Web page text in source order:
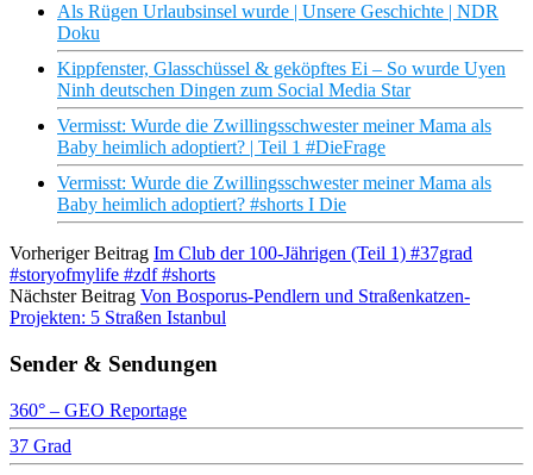
Als Rügen Urlaubsinsel wurde | Unsere Geschichte | NDR
Doku
Kippfenster, Glasschüssel & geköpftes Ei – So wurde Uyen
Ninh deutschen Dingen zum Social Media Star
Vermisst: Wurde die Zwillingsschwester meiner Mama als
Baby heimlich adoptiert? | Teil 1 #DieFrage
Vermisst: Wurde die Zwillingsschwester meiner Mama als
Baby heimlich adoptiert? #shorts I Die
Vorheriger Beitrag Im Club der 100-Jährigen (Teil 1) #37grad
#storyofmylife #zdf #shorts
Nächster Beitrag Von Bosporus-Pendlern und Straßenkatzen-
Projekten: 5 Straßen Istanbul
Sender & Sendungen
360° – GEO Reportage
37 Grad